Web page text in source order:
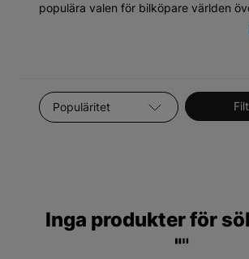
populära valen för bilköpare världen
dess introduktion har Volvo V50
tillbaka till 1927 och V50 är en lysande
av märkets evolution.
Sortera efter
Inga produkter för
""